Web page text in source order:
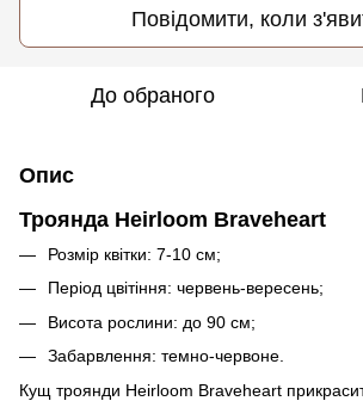
Повідомити, коли
До обраного
Опис
Троянда Heirloom Braveheart
Розмір квітки: 7-10 см;
Період цвітіння: червень-вересень;
Висота рослини: до 90 см;
Забарвлення: темно-червоне.
Кущ троянди Heirloom Braveheart